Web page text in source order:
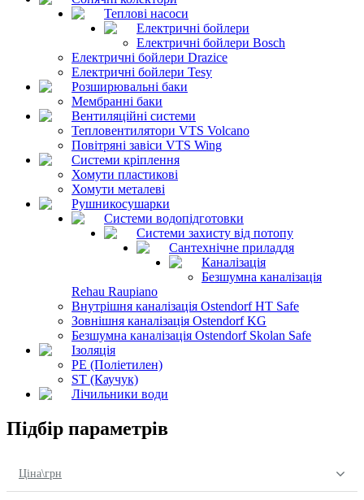
Теплові насоси
Електричні бойлери
Електричні бойлери Bosch
Електричні бойлери Drazice
Електричні бойлери Tesy
Розширювальні баки
Мембранні баки
Вентиляційні системи
Тепловентилятори VTS Volcano
Повітряні завіси VTS Wing
Системи кріплення
Хомути пластикові
Хомути металеві
Рушникосушарки
Системи водопідготовки
Системи захисту від потопу
Сантехнічне приладдя
Каналізація
Безшумна каналізація
Rehau Raupiano
Внутрішня каналізація Ostendorf HT Safe
Зовнішня каналізація Ostendorf KG
Безшумна каналізація Ostendorf Skolan Safe
Ізоляція
PE (Поліетилен)
ST (Каучук)
Лічильники води
Підбір параметрів
Ціна\грн